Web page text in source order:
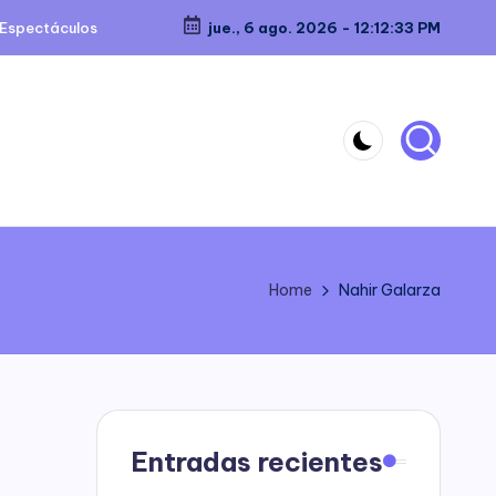
Espectáculos jue., 6 ago. 2026 - 12:12:34 PM
Home Nahir Galarza
Entradas recientes